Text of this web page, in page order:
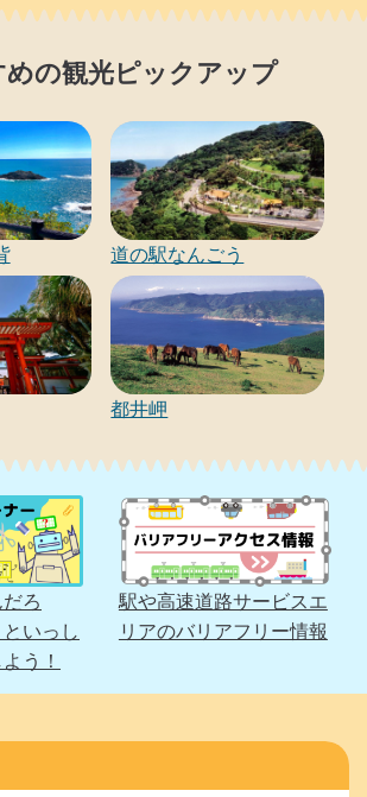
難
か
の
移
送
先
と
し
て
想
定
し
い
る
二
次
的
な
避
災
めの観光ピックアップ
道の駅なんごう
都井岬
だろ
いっし
う！
駅や高速道路サービスエ
リアのバリアフリー情報